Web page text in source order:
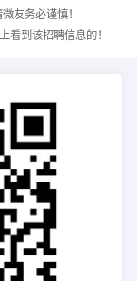
友务必谨慎！
看到该招聘信息的！